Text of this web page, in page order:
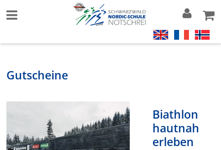
Gutscheine
Biathlon
hautnah
erleben